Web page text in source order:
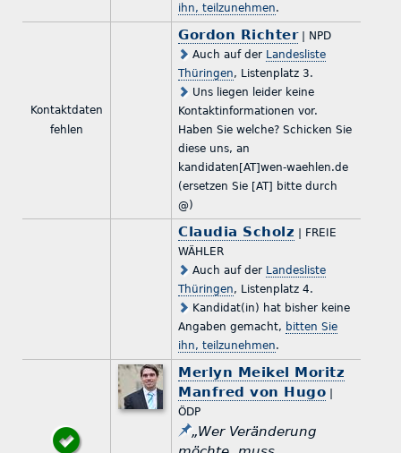
ihn, teilzunehmen.
Kontaktdaten
fehlen
Gordon Richter| NPD
Auch auf der Landesliste
Thüringen, Listenplatz 3.
Uns liegen leider keine
Kontaktinformationen vor.
Haben Sie welche? Schicken Sie
diese uns, an
kandidaten[AT]wen-waehlen.de
(ersetzen Sie [AT] bitte durch
@)
Claudia Scholz | FREIE
WÄHLER
Auch auf der Landesliste
Thüringen, Listenplatz 4.
Kandidat(in) hat bisher keine
Angaben gemacht, bitten Sie
ihn, teilzunehmen.
Merlyn Meikel Moritz
Manfred von Hugo |
ÖDP
„Wer Veränderung